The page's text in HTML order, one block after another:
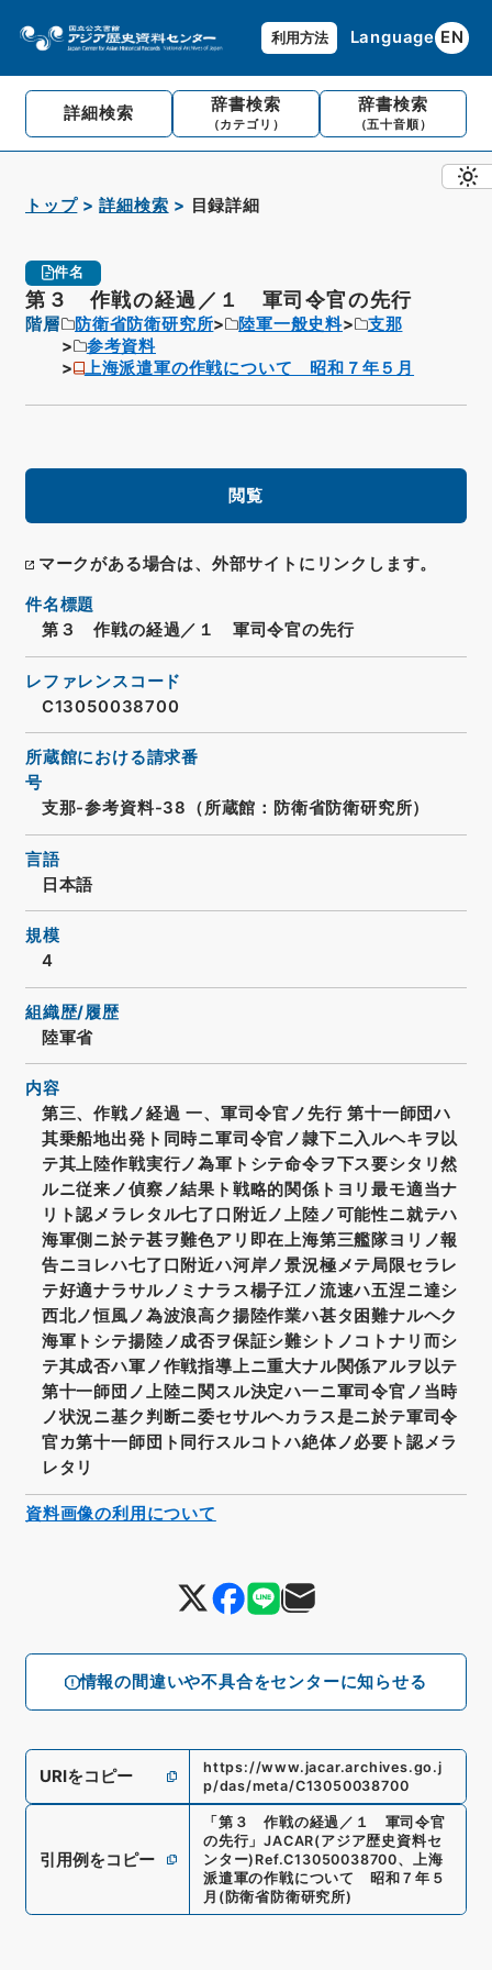
利用方法 Language EN
詳細検索 辞書検索
（カテゴリ）
辞書検索
（五十音順）
トップ 詳細検索 目録詳細
件名
第３ 作戦の経過／１ 軍司令官の先行
階層 防衛省防衛研究所 陸軍一般史料
支那
参考資料
上海派遣軍の作戦について 昭和７年５月
閲覧
マークがある場合は、外部サイトにリンクします。
情報の間違いや不具合をセンターに知らせる
件名標題
第３ 作戦の経過／１ 軍司令官の先行
レファレンスコード
C13050038700
所蔵館における請求番
号
支那-参考資料-38（所蔵館：防衛省防衛研究所）
言語
日本語
規模
4
組織歴/履歴
陸軍省
内容
第三、作戦ノ経過 一、軍司令官ノ先行 第十一師団ハ
其乗船地出発ト同時ニ軍司令官ノ隷下ニ入ルヘキヲ以
テ其上陸作戦実行ノ為軍トシテ命令ヲ下ス要シタリ然
ルニ従来ノ偵察ノ結果ト戦略的関係トヨリ最モ適当ナ
リト認メラレタル七了口附近ノ上陸ノ可能性ニ就テハ
海軍側ニ於テ甚ヲ難色アリ即在上海第三艦隊ヨリノ報
告ニヨレハ七了口附近ハ河岸ノ景況極メテ局限セラレ
テ好適ナラサルノミナラス楊子江ノ流速ハ五涅ニ達シ
西北ノ恒風ノ為波浪高ク揚陸作業ハ甚タ困難ナルヘク
海軍トシテ揚陸ノ成否ヲ保証シ難シトノコトナリ而シ
テ其成否ハ軍ノ作戦指導上ニ重大ナル関係アルヲ以テ
第十一師団ノ上陸ニ関スル決定ハ一ニ軍司令官ノ当時
ノ状況ニ基ク判断ニ委セサルヘカラス是ニ於テ軍司令
官カ第十一師団ト同行スルコトハ絶体ノ必要ト認メラ
レタリ
URIをコピー
https://www.jacar.archives.go.j
p/das/meta/C13050038700
引用例をコピー
「 第３ 作戦の経過／１ 軍司令官
の先行 」JACAR(アジア歴史資料セ
ンター) Ref.C13050038700、 上海
派遣軍の作戦について 昭和７年５
月 ( 防衛省防衛研究所)
資料画像の利用について